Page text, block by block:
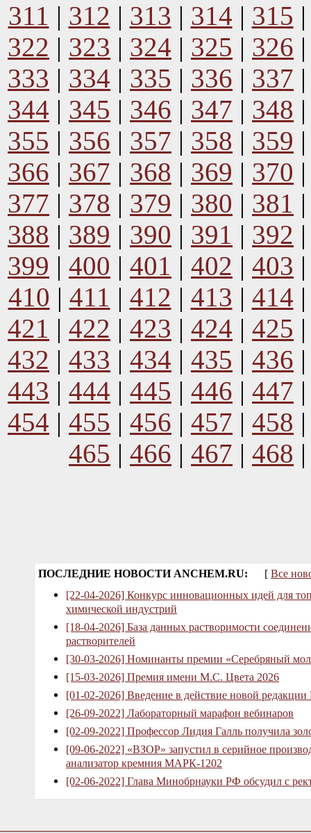
311 | 312 | 313 | 314 | 315
322 | 323 | 324 | 325 | 326
333 | 334 | 335 | 336 | 337
344 | 345 | 346 | 347 | 348
355 | 356 | 357 | 358 | 359
366 | 367 | 368 | 369 | 370
377 | 378 | 379 | 380 | 381
388 | 389 | 390 | 391 | 392
399 | 400 | 401 | 402 | 403
410 | 411 | 412 | 413 | 414
421 | 422 | 423 | 424 | 425
432 | 433 | 434 | 435 | 436
443 | 444 | 445 | 446 | 447
454 | 455 | 456 | 457 | 458
465 | 466 | 467 | 468
ПОСЛЕДНИЕ НОВОСТИ ANCHEM.RU: [ Все
[22-04-2026] Конкурс инновационных идей для
химической индустрий
[18-04-2026] База данных растворимости
растворителей
[30-03-2026] Номинанты премии «Серебряный
[15-03-2026] Премия имени М.С. Цвета 2026
[01-02-2026] Введение в действие новой
[26-09-2022] Лабораторный марафон вебинаров
[02-09-2022] Профессор Лидия Галль получила
[09-06-2022] «ВЗОР» запустил в серийное
анализатор кремния МАРК-1202
[02-06-2022] Глава Минобрнауки РФ обсудил с